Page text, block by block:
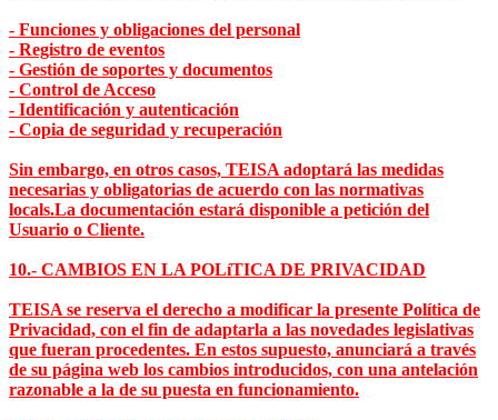
- Funciones y obligaciones del personal
- Registro de eventos
- Gestión de soportes y documentos
- Control de Acceso
- Identificación y autenticación
- Copia de seguridad y recuperación
Sin embargo, en otros casos, TEISA adoptará las medidas
necesarias y obligatorias de acuerdo con las normativas
locals.La documentación estará disponible a petición del
Usuario o Cliente.
10.- CAMBIOS EN LA POLíTICA DE PRIVACIDAD
TEISA se reserva el derecho a modificar la presente Política de
Privacidad, con el fin de adaptarla a las novedades legislativas
que fueran procedentes. En estos supuesto, anunciará a través
de su página web los cambios introducidos, con una antelación
razonable a la de su puesta en funcionamiento.